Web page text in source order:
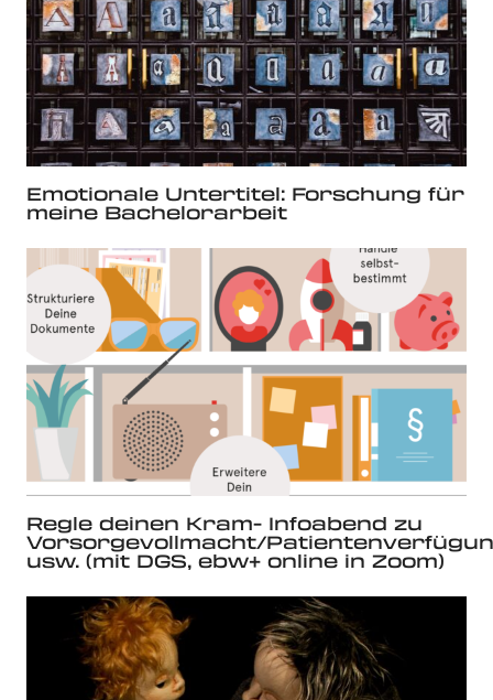
Emotionale Untertitel: Forschung für
meine Bachelorarbeit
Regle deinen Kram- Infoabend zu
Vorsorgevollmacht/
usw. (mit DGS, ebw+ online in Zoom)